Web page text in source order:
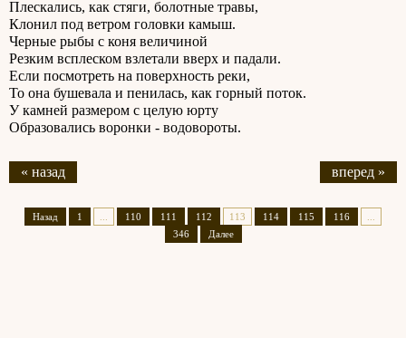
Плескались, как стяги, болотные травы,
Клонил под ветром головки камыш.
Черные рыбы с коня величиной
Резким всплеском взлетали вверх и падали.
Если посмотреть на поверхность реки,
То она бушевала и пенилась, как горный поток.
У камней размером с целую юрту
Образовались воронки - водовороты.
« назад вперед »
Назад 1 110 111 112 113 114 115 116
346
Далее